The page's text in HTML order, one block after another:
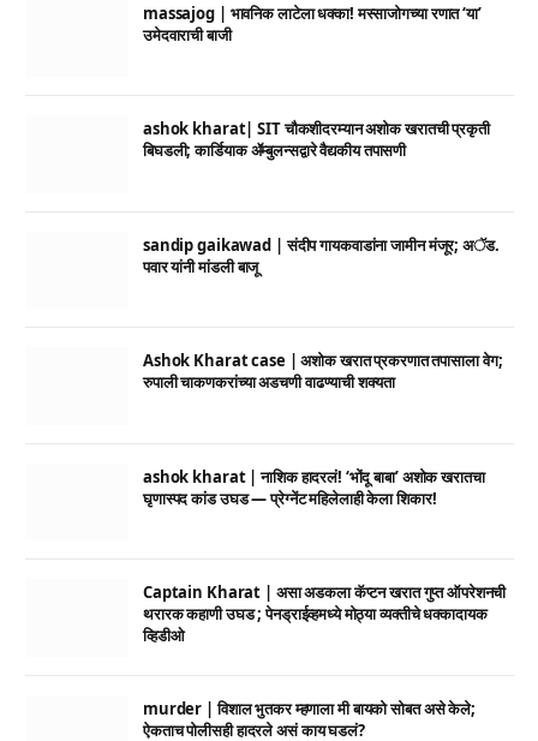
massajog | भावनिक लाटेला धक्का! मस्साजोगच्या रणात ‘या’
उमेदवाराची बाजी
ashok kharat| SIT चौकशीदरम्यान अशोक खरातची प्रकृती
बिघडली; कार्डियाक ॲम्बुलन्सद्वारे वैद्यकीय तपासणी
sandip gaikawad | संदीप गायकवाडांना जामीन मंजूर; अॅड.
पवार यांनी मांडली बाजू
Ashok Kharat case | अशोक खरात प्रकरणात तपासाला वेग;
रुपाली चाकणकरांच्या अडचणी वाढण्याची शक्यता
ashok kharat | नाशिक हादरलं! ‘भोंदू बाबा’ अशोक खरातचा
घृणास्पद कांड उघड — प्रेग्नेंट महिलेलाही केला शिकार!
Captain Kharat | असा अडकला कॅप्टन खरात गुप्त ऑपरेशनची
थरारक कहाणी उघड ; पेनड्राईव्हमध्ये मोठ्या व्यक्तीचे धक्कादायक
व्हिडीओ
murder | विशाल भुतकर म्हणाला मी बायको सोबत असे केले;
ऐकताच पोलीसही हादरले असं काय घडलं?